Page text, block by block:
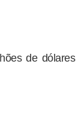
de dólares